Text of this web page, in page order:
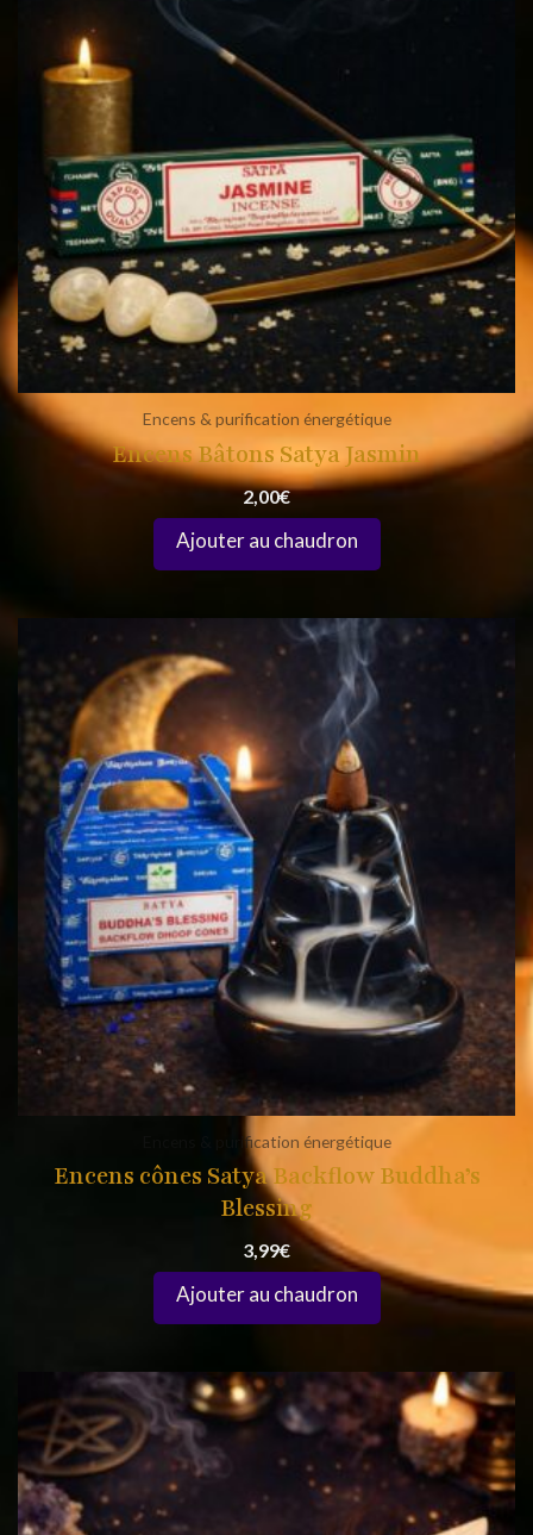
Encens & purification énergétique
Encens Bâtons Satya Jasmin
2,00€
Encens & purification énergétique
Encens cônes Satya Backflow Buddha’s
Blessing
3,99€